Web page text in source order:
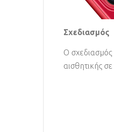
Σχεδιασμός
Ο
αισθητικής